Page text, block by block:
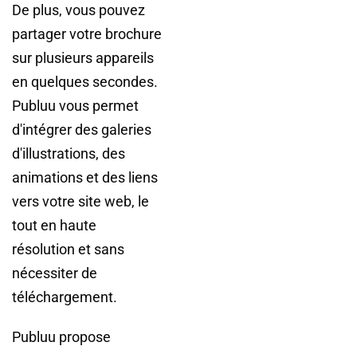
De plus, vous pouvez
partager votre brochure
sur plusieurs appareils
en quelques secondes.
Publuu vous permet
d'intégrer des galeries
d'illustrations, des
animations et des liens
vers votre site web, le
tout en haute
résolution et sans
nécessiter de
téléchargement.
Publuu propose